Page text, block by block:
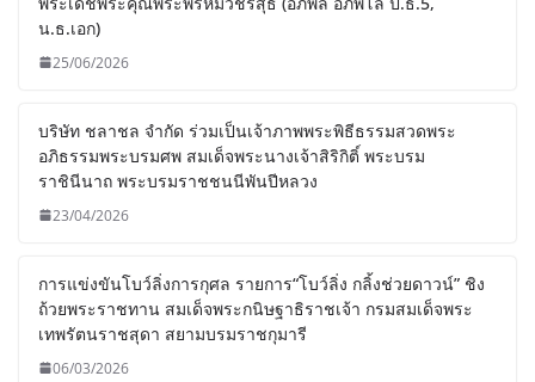
น.ธ.เอก)
25/06/2026
บริษัท ชลาชล จำกัด ร่วมเป็นเจ้าภาพพระพิธีธรรมสวดพระ
อภิธรรมพระบรมศพ สมเด็จพระนางเจ้าสิริกิติ์ พระบรม
ราชินีนาถ พระบรมราชชนนีพันปีหลวง
23/04/2026
การแข่งขันโบว์ลิ่งการกุศล รายการ“โบว์ลิ่ง กลิ้งช่วยดาวน์” ชิง
ถ้วยพระราชทาน สมเด็จพระกนิษฐาธิราชเจ้า กรมสมเด็จพระ
เทพรัตนราชสุดา สยามบรมราชกุมารี
06/03/2026